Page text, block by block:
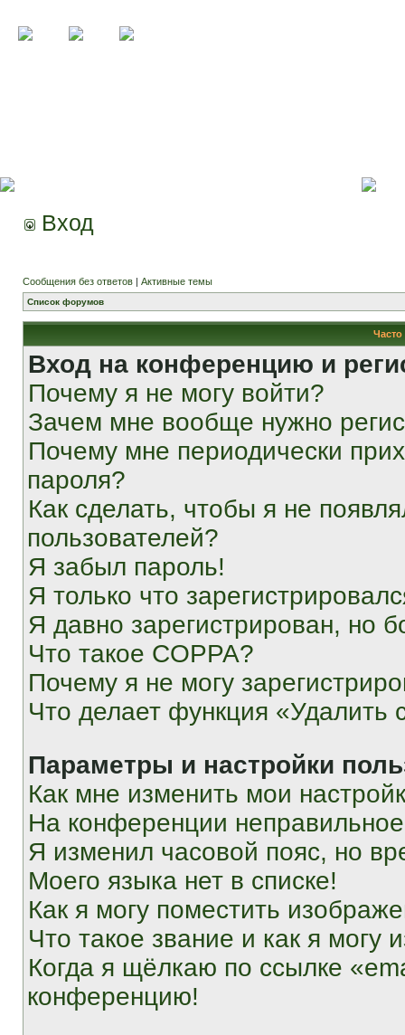
Вход
Сообщения без ответов | Активные темы
Список форумов
Вход на конференцию и
Почему я не могу войти?
Зачем мне вообще нужно
Почему мне периодически
пароля?
Как сделать, чтобы я не
пользователей?
Я забыл пароль!
Я только что
Я давно зарегистрирован, но
Что такое COPPA?
Почему я не могу
Что делает функция «Удалить
Параметры и настройки
Как мне изменить мои
На конференции
Я изменил часовой пояс, но
Моего языка нет в списке!
Как я могу поместить
Что такое звание и как я могу
Когда я щёлкаю по ссылке
конференцию!